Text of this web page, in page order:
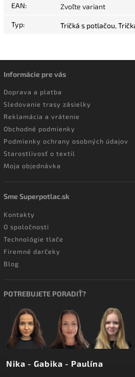
EAN: Zvoľte variant
Typ: Tričká s potlačou,
Informácie pre vás
Doprava a platba
Sledovanie trasy zásielky
Reklamácia a vrátenie
Obchodné podmienky
Podmienky ochrany osobných údajov
Starostlivosť o textil
Moja objednávka
Sme Superpotlac.sk
Kontakty
O spoločnosti
Technológie tlače
Firemné darčeky
Blog
POTREBUJETE PORADIŤ?
Nika - Gabika - Paulína